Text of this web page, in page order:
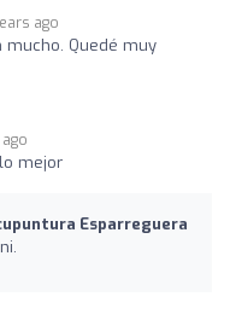
ago
mucho. Quedé muy
mejor
Esparreguera